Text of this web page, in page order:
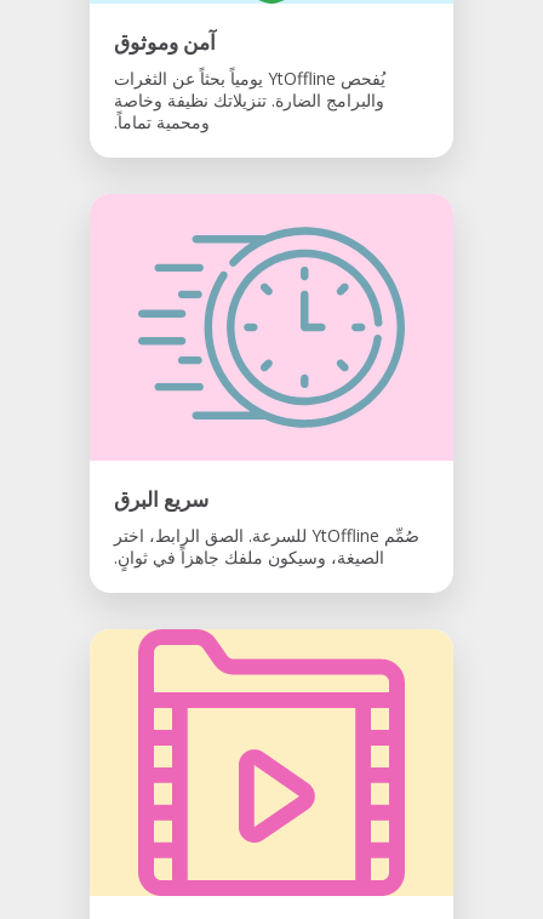
آمن وموثوق
يُفحص YtOffline يومياً بحثاً عن الثغرات
والبرامج الضارة. تنزيلاتك نظيفة وخاصة
ومحمية تماماً.
سريع البرق
صُمِّم YtOffline للسرعة. الصق الرابط، اختر
الصيغة، وسيكون ملفك جاهزاً في ثوانٍ.